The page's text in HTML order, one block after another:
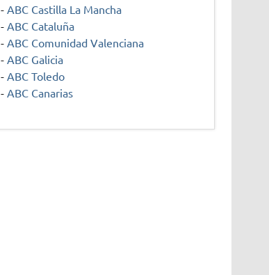
- ABC Castilla La Mancha
- ABC Cataluña
- ABC Comunidad Valenciana
- ABC Galicia
- ABC Toledo
- ABC Canarias